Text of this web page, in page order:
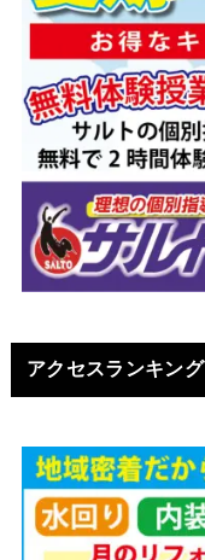
アクセスランキング